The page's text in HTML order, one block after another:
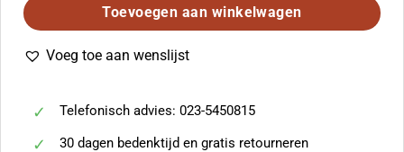
Toevoegen aan winkelwagen
Voeg toe aan wenslijst
Telefonisch advies: 023-5450815
30 dagen bedenktijd en gratis retourneren